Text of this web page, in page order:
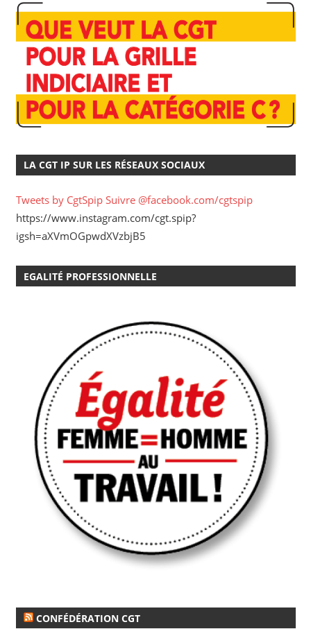
LA CGT IP SUR LES RÉSEAUX SOCIAUX
Tweets by CgtSpip Suivre @facebook.com/cgtspip
https://www.instagram.com/cgt.spip?
igsh=aXVmOGpwdXVzbjB5
EGALITÉ PROFESSIONNELLE
CONFÉDÉRATION CGT